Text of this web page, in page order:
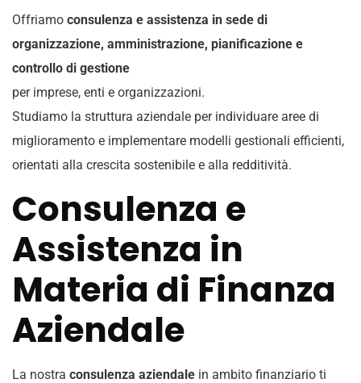
Offriamo consulenza e assistenza in sede di
organizzazione, amministrazione, pianificazione e
controllo di gestione
per imprese, enti e organizzazioni.
Studiamo la struttura aziendale per individuare aree di
miglioramento e implementare modelli gestionali efficienti,
orientati alla crescita sostenibile e alla redditività.
Consulenza e
Assistenza in
Materia di Finanza
Aziendale
La nostra consulenza aziendale in ambito finanziario ti